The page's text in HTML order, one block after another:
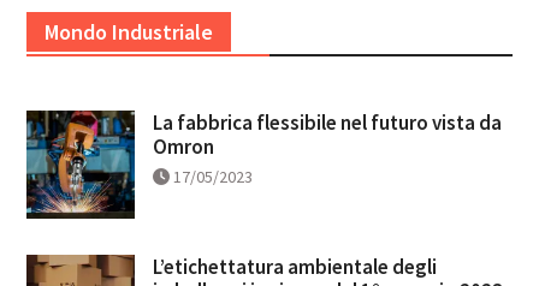
Mondo Industriale
La fabbrica flessibile nel futuro vista da
Omron
17/05/2023
L’etichettatura ambientale degli